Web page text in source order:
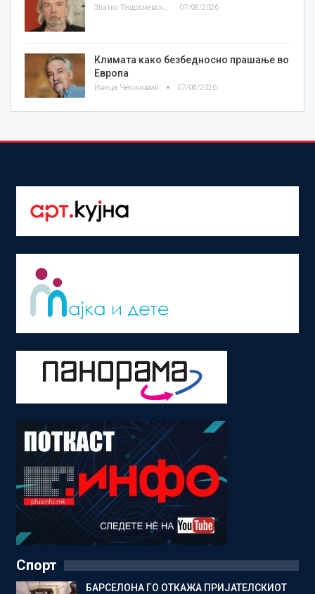
Златко Теодосиевски 07/08/2026
Климата како безбедносно прашање во
Европа
Ивица Челиковиќ 07/08/2026
Спорт
БАРСЕЛОНА ГО ОТКАЖА ПРИЈАТЕЛСКИОТ